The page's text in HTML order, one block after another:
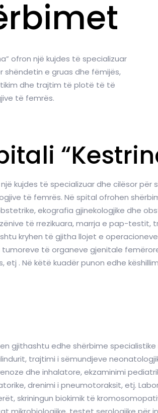
ofron një kujdes të specializuar
shëndetin e gruas dhe fëmijës,
dhe trajtim të plotë të të
të femrës.
kujdes të specializuar dhe cilësor
të femrës. Në spital ofrohen
ekografia gjinekologjike dhe
të rrezikuara, marrja e pap-testit,
kryhen të gjitha llojet e
të organeve gjenitale
etj . Në këtë kuadër punon edhe
gjithashtu edhe shërbime
trajtimi i sëmundjeve
dhe inhalatore, ekzaminimi
drenimi i pneumotoraksit, etj.
skriningun biokimik të